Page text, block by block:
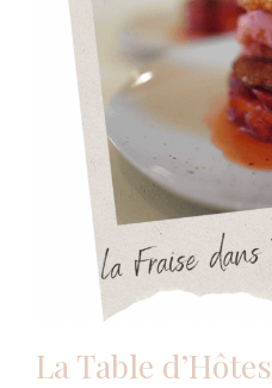
La Table d’Hôtes